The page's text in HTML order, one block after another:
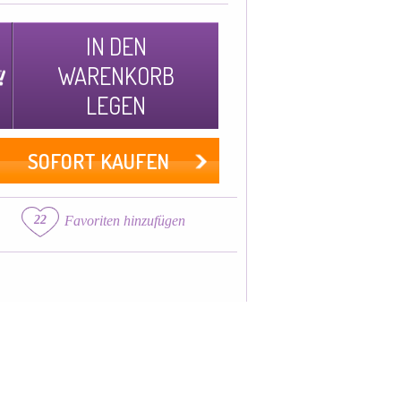
IN DEN
WARENKORB
LEGEN
SOFORT KAUFEN
22 Favoriten hinzufügen